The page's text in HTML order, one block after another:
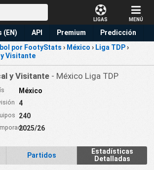
LIGAS MENÚ
(EN) API Premium
Predicción
por FootyStats › México › Liga TDP›
Visitante
y Visitante - México Liga TDP
México
4
240
2025/26
Partidos
Estadísticas
Detalladas